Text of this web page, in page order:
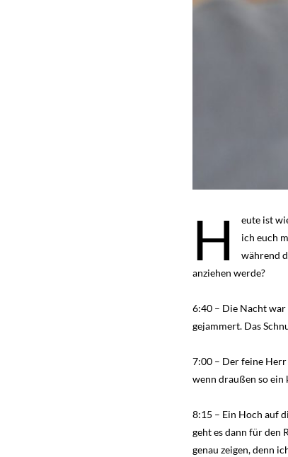
H
eute ist
ich euch
während
anziehen werde?
6:40 – Die Nacht
gejammert. Das
7:00 – Der feine
wenn draußen so ein
8:15 – Ein Hoch auf
geht es dann für den
genau zeigen, denn